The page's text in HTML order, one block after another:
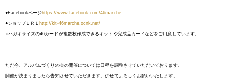
●Facebookページhttps://www.facebook.com/46marche
●ショップＵＲＬ http://kit-46marche.ocnk.net/
※ハガキサイズの46カードが複数枚作成できるキットや完成品カードなどをご用意しています。
ただ今、アルバムづくりの会の開催については日程を調整させていただいております。
開催が決まりましたら告知させていただきます。併せてよろしくお願いいたします。